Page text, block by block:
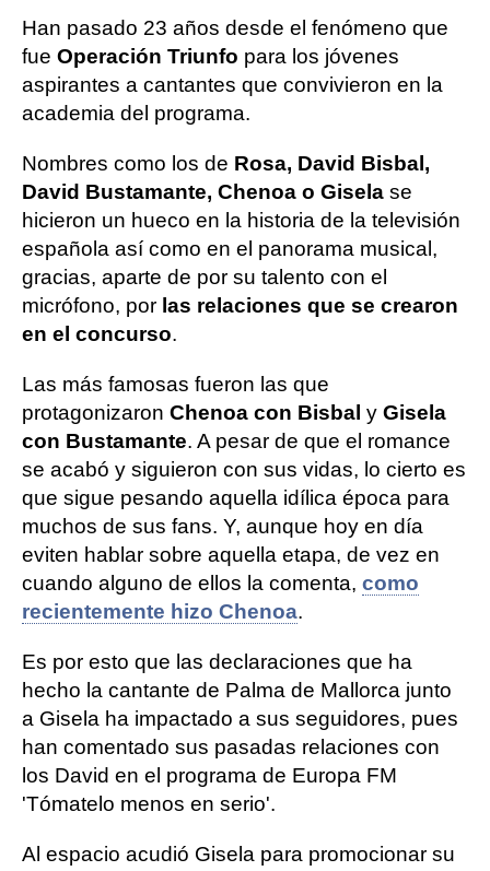
Han pasado 23 años desde el fenómeno que
fue Operación Triunfo para los jóvenes
aspirantes a cantantes que convivieron en la
academia del programa.
Nombres como los de Rosa, David Bisbal,
David Bustamante, Chenoa o Gisela se
hicieron un hueco en la historia de la televisión
española así como en el panorama musical,
gracias, aparte de por su talento con el
micrófono, por las relaciones que se crearon
en el concurso.
Las más famosas fueron las que
protagonizaron Chenoa con Bisbal y Gisela
con Bustamante. A pesar de que el romance
se acabó y siguieron con sus vidas, lo cierto es
que sigue pesando aquella idílica época para
muchos de sus fans. Y, aunque hoy en día
eviten hablar sobre aquella etapa, de vez en
cuando alguno de ellos la comenta, como
recientemente hizo Chenoa.
Es por esto que las declaraciones que ha
hecho la cantante de Palma de Mallorca junto
a Gisela ha impactado a sus seguidores, pues
han comentado sus pasadas relaciones con
los David en el programa de Europa FM
'Tómatelo menos en serio'.
Al espacio acudió Gisela para promocionar su